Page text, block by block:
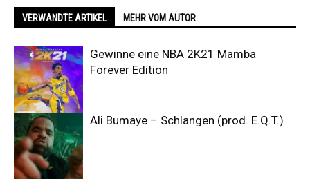
VERWANDTE ARTIKEL MEHR VOM AUTOR
Gewinne eine NBA 2K21 Mamba
Forever Edition
Ali Bumaye – Schlangen (prod. E.Q.T.)